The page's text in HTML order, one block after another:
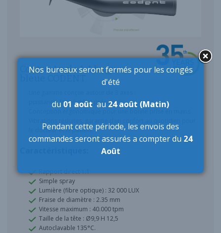
Contre Angle 1: 1 bague
puissance, longévité et précision.
le docteur et le patient.
Rapport direct 1:1
Simple spray
Lumière (fibre optique) : 32 000 LUX
Fraise de diamètre : 2.35 mm
Vitesse maximum : 40.000 tpm
Taille de la tête : Ø9,9 H 12,5
Autoclavable 135°C.
Nos bureaux seront fermés pour les congés
d'été
du 01 août au 24 août (Matin)
Pendant cette période, les envois des
commandes seront assurés a compter du 24
Août